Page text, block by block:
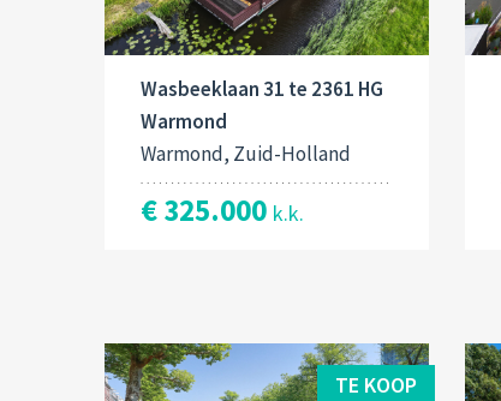
Wasbeeklaan 31 te 2361 HG
Warmond
Warmond, Zuid-Holland
€ 325.000 k.k.
TE KOOP